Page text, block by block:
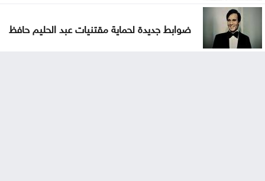
ضوابط جديدة لحماية مقتنيات عبد الحليم حافظ